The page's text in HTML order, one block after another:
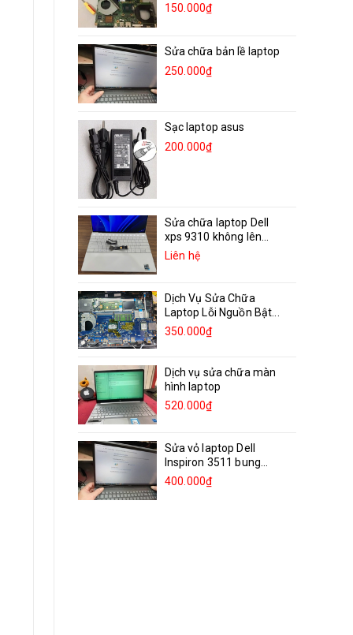
150.000₫
Sửa chữa bản lề laptop
250.000₫
Sạc laptop asus
200.000₫
Sửa chữa laptop Dell
xps 9310 không lên...
Liên hệ
Dịch Vụ Sửa Chữa
Laptop Lỗi Nguồn Bật...
350.000₫
Dịch vụ sửa chữa màn
hình laptop
520.000₫
Sửa vỏ laptop Dell
Inspiron 3511 bung
bản...
400.000₫